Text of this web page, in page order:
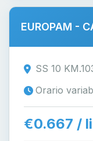
EUROPAM -
SS 10
Orario
€0.667 /